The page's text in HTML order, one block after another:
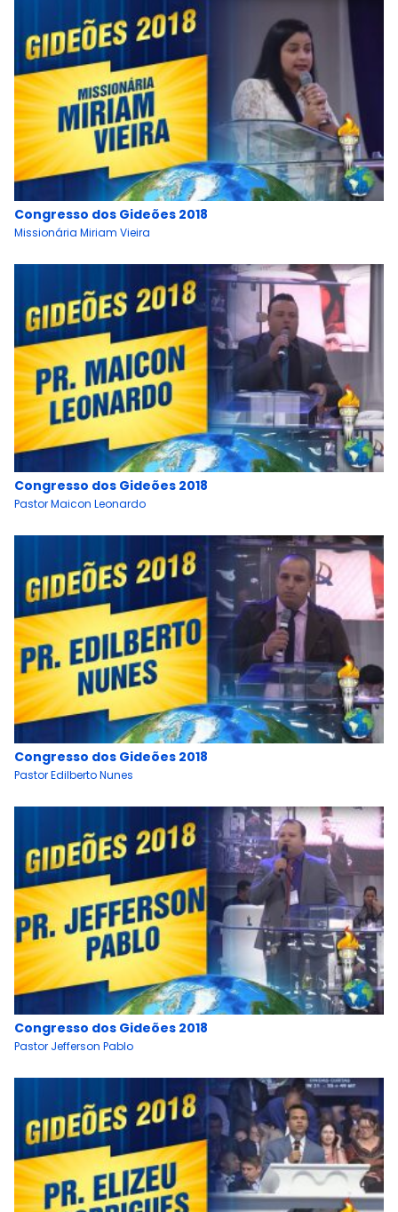
Congresso dos Gideões 2018
Missionária Miriam Vieira
Congresso dos Gideões 2018
Pastor Maicon Leonardo
Congresso dos Gideões 2018
Pastor Edilberto Nunes
Congresso dos Gideões 2018
Pastor Jefferson Pablo